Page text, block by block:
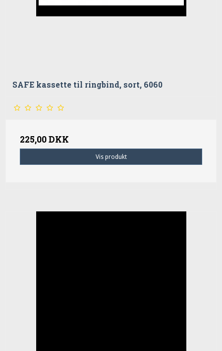
SAFE kassette til ringbind, sort, 6060
225,00 DKK
Vis produkt